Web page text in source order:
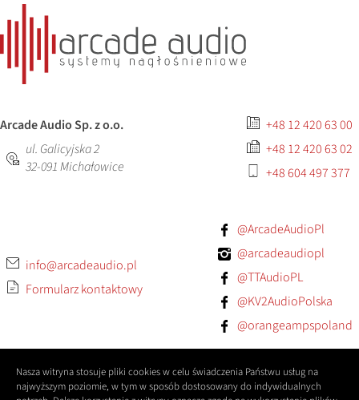
Arcade Audio Sp. z o.o.
ul. Galicyjska 2
32-091Michałowice
+48 12 420 63 00
+48 12 420 63 02
+48 604 497 377
info@arcadeaudio.pl
Formularz kontaktowy
@ArcadeAudioPl
@arcadeaudiopl
@TTAudioPL
@KV2AudioPolska
@orangeampspoland
Nasza witryna stosuje pliki cookies w celu świadczenia Państwu usług na
najwyższym poziomie, w tym w sposób dostosowany do indywidualnych